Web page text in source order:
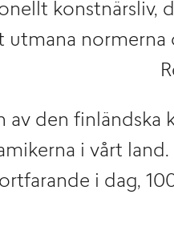
konstnärsliv,
normerna
av den
i vårt
i dag,